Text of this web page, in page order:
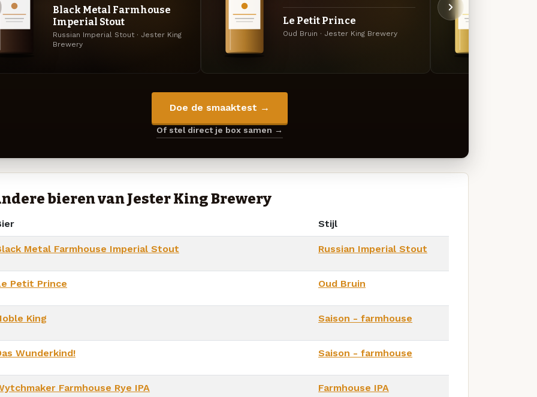
Black Metal Farmhouse
Imperial Stout
Russian Imperial Stout · Jester King
Brewery
Le Petit Prince
Oud Bruin · Jester King Brewery
Doe de smaaktest →
Of stel direct je box samen →
bieren van Jester King Brewery
Stijl
Metal Farmhouse Imperial Stout Russian Imperial Stout
Petit Prince Oud Bruin
King Saison - farmhouse
Wunderkind! Saison - farmhouse
Farmhouse Rye IPA Farmhouse IPA